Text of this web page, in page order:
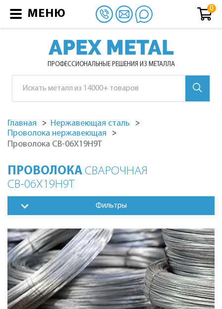
APEX METAL
ПРОФЕССИОНАЛЬНЫЕ РЕШЕНИЯ ИЗ МЕТАЛЛА
Главная
Нержавеющая сталь
Проволока нержавеющая
Проволока СВ-06Х19Н9Т
ПРОВОЛОКА СВАРОЧНАЯ
СВ-06Х19Н9Т
Фильтры
МЕНЮ